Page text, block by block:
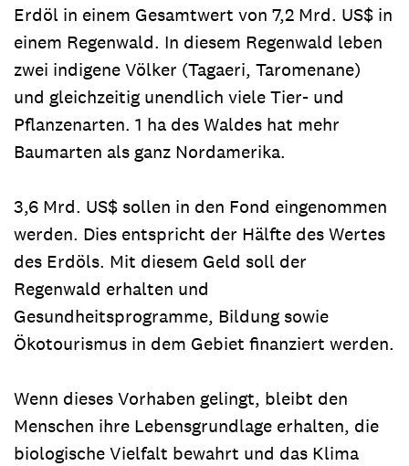
Erdöl in einem Gesamtwert von 7,2 Mrd. US$ in
einem Regenwald. In diesem Regenwald leben
zwei indigene Völker (Tagaeri, Taromenane)
und gleichzeitig unendlich viele Tier- und
Pflanzenarten. 1 ha des Waldes hat mehr
Baumarten als ganz Nordamerika.
3,6 Mrd. US$ sollen in den Fond eingenommen
werden. Dies entspricht der Hälfte des Wertes
des Erdöls. Mit diesem Geld soll der
Regenwald erhalten und
Gesundheitsprogramme, Bildung sowie
Ökotourismus in dem Gebiet finanziert werden.
Wenn dieses Vorhaben gelingt, bleibt den
Menschen ihre Lebensgrundlage erhalten, die
biologische Vielfalt bewahrt und das Klima